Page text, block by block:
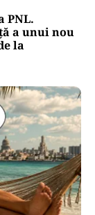
PNL.
a unui nou
la